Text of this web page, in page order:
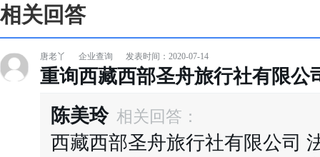
相关回答
唐老丫 企业查询 发表时间：2020-07-14
重询西藏西部圣舟旅行社有限公
陈美玲 相关回答：
西藏西部圣舟旅行社有限公司